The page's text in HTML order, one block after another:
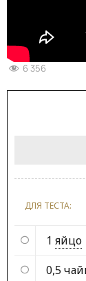
6 356
ДЛЯ ТЕСТА:
1 яйцо
0,5